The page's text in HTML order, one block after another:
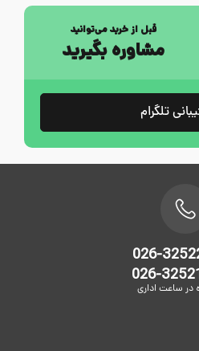
قبل از خرید می‌توانید
مشاوره بگیرید
تلگرام
026-
026-
در ساعت اداری